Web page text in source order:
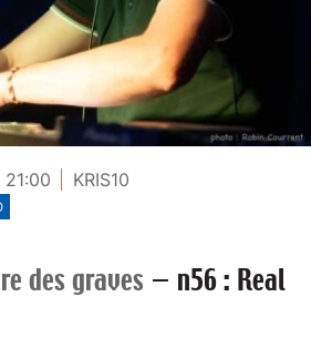
KRIS10
des graves — n56 : Real